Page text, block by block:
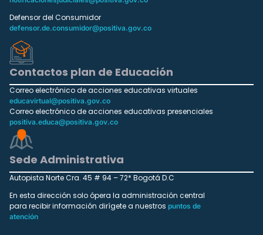
Defensor del Consumidor
defensor.de.consumidor@positiva.gov.co
Contactos plan de Educación
Correo electrónico de acciones educativas virtuales
educavirtual@positiva.gov.co
Correo electrónico de acciones educativas presenciales
positiva.educa@positiva.gov.co
Sede Administrativa
Autopista Norte Cra. 45 # 94 – 72* Bogotá D.C
En esta dirección solo ópera la administración central
para recibir información dirígete a nuestros puntos de
atención